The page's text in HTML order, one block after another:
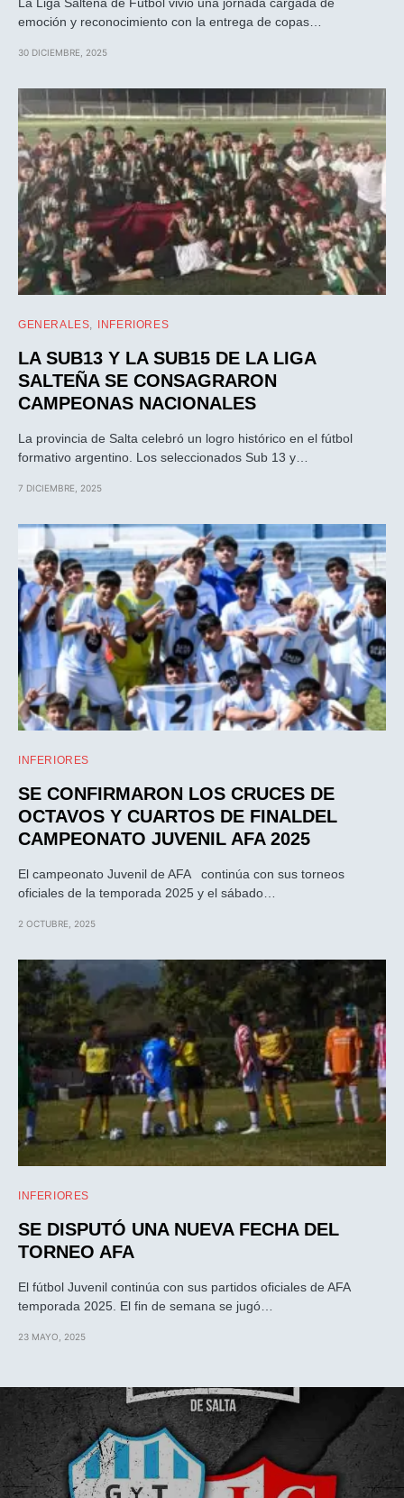
emoción y reconocimiento con la entrega de copas…
30 DICIEMBRE, 2025
GENERALES INFERIORES
LA SUB13 Y LA SUB15 DE LA LIGA
SALTEÑA SE CONSAGRARON
CAMPEONAS NACIONALES
La provincia de Salta celebró un logro histórico en el fútbol
formativo argentino. Los seleccionados Sub 13 y…
7 DICIEMBRE, 2025
INFERIORES
SE CONFIRMARON LOS CRUCES DE
OCTAVOS Y CUARTOS DE FINALDEL
CAMPEONATO JUVENIL AFA 2025
El campeonato Juvenil de AFA continúa con sus torneos
oficiales de la temporada 2025 y el sábado…
2 OCTUBRE, 2025
INFERIORES
SE DISPUTÓ UNA NUEVA FECHA DEL
TORNEO AFA
El fútbol Juvenil continúa con sus partidos oficiales de AFA
temporada 2025. El fin de semana se jugó…
23 MAYO, 2025